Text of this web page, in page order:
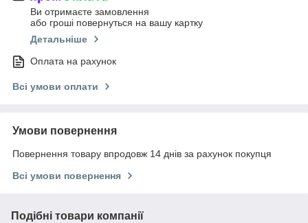
Ви отримаєте замовлення
або гроші повернуться на вашу картку
Детальніше
Оплата на рахунок
Всі умови оплати
Умови повернення
Повернення товару впродовж 14 днів за рахунок покупця
Всі умови повернення
Подібні товари компанії